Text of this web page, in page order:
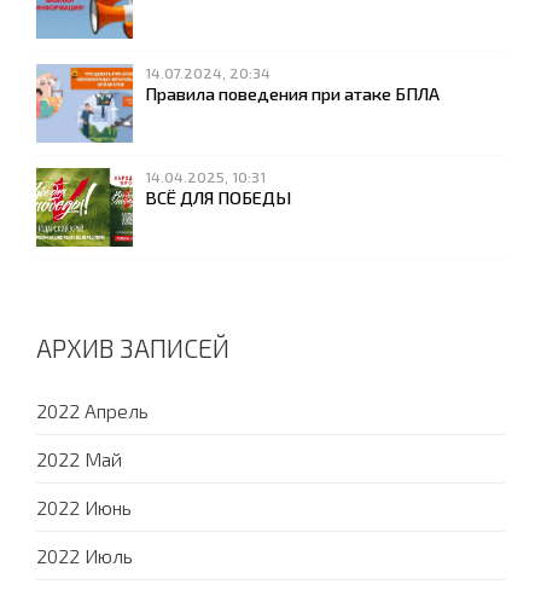
14.07.2024, 20:34
Правила поведения при атаке БПЛА
14.04.2025, 10:31
ВСЁ ДЛЯ ПОБЕДЫ
АРХИВ ЗАПИСЕЙ
2022 Апрель
2022 Май
2022 Июнь
2022 Июль